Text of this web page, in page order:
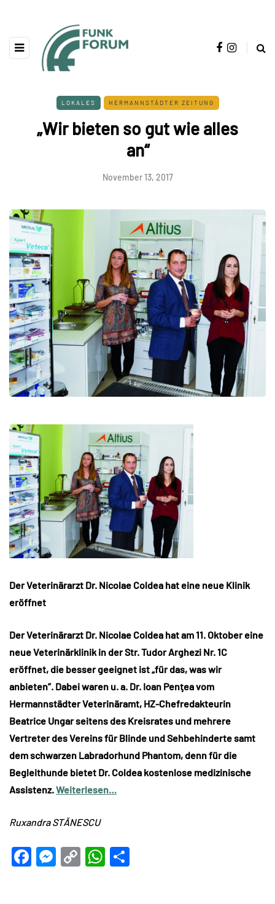
LOKALES HERMANNSTÄDTER ZEITUNG
„Wir bieten so gut wie alles
an“
November 13, 2017
Der Veterinärarzt Dr. Nicolae Coldea hat eine neue Klinik
eröffnet
Der Veterinärarzt Dr. Nicolae Coldea hat am 11. Oktober eine
neue Veterinärklinik in der Str. Tudor Arghezi Nr. 1C
eröffnet, die besser geeignet ist „für das, was wir
anbieten”. Dabei waren u. a. Dr. Ioan Penţea vom
Hermannstädter Veterinäramt, HZ-Chefredakteurin
Beatrice Ungar seitens des Kreisrates und mehrere
Vertreter des Vereins für Blinde und Sehbehinderte samt
dem schwarzen Labradorhund Phantom, denn für die
Begleithunde bietet Dr. Coldea kostenlose medizinische
Assistenz.Weiterlesen…
Ruxandra STĂNESCU
Facebook
Messenger
CopyWhatsApp